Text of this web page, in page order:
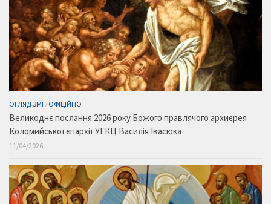
ОГЛЯД ЗМІ / ОФІЦІЙНО
Великоднє послання 2026 року Божого правлячого архиєрея
Коломийської єпархії УГКЦ Василія Івасюка
11/04/2026